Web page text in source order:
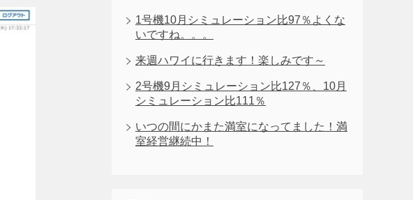
1号機10月シミュレーション比97％よくな
いですね。。。
来週ハワイに行きます！楽しみです～
2号機9月シミュレーション比127％、10月
シミュレーション比111％
いつの間にかまた満室になってました！満
室経営継続中！